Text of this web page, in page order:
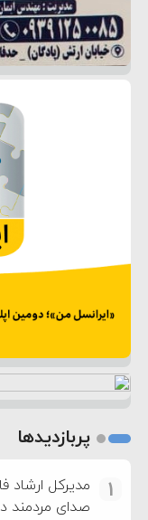
پربازدیدها
1
مدیرکل ارشاد
صدای مردمند